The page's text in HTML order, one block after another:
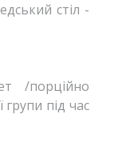
стіл -
/порційно
під час